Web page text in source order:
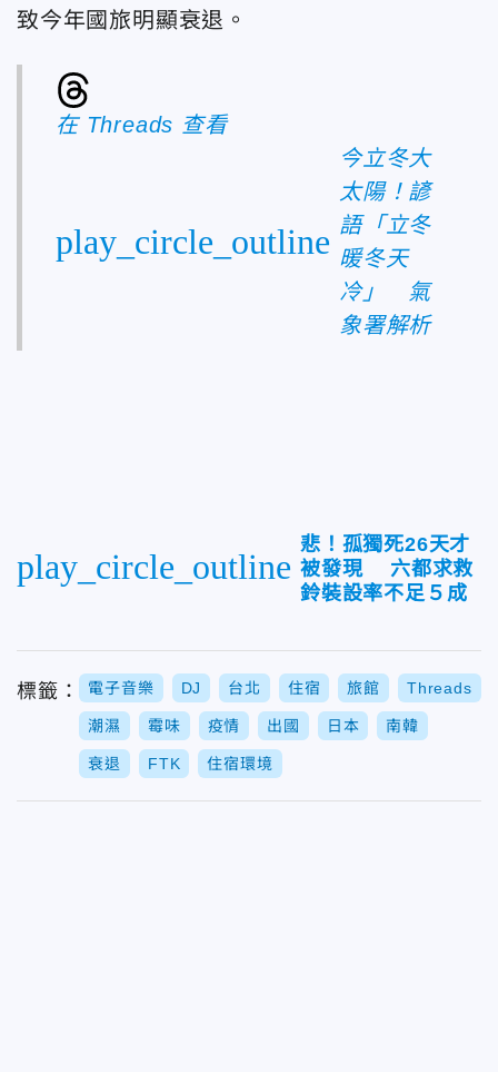
致今年國旅明顯衰退。
在 Threads 查看
play_circle_outline
今立冬大
太陽！諺
語「立冬
暖冬天
冷」 氣
象署解析
play_circle_outline
悲！孤獨死26天才
被發現 六都求救
鈴裝設率不足５成
標籤： 電子音樂 DJ 台北 住宿 旅館 Threads
潮濕 霉味 疫情 出國 日本 南韓
衰退 FTK 住宿環境